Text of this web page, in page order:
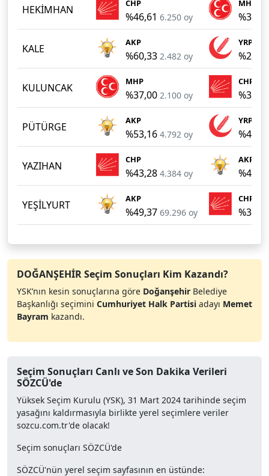
HEKİMHAN CHP
%46,61 6.250 oy
MHP
KALE AKP
%60,33 2.482 oy
YRP
KULUNCAK MHP
%37,00 2.100 oy
CHP
PÜTÜRGE AKP
%53,16 4.792 oy
YRP
YAZIHAN CHP
%43,28 4.384 oy
AKP
YEŞİLYURT AKP
%49,37 69.296 oy
CHP
DOĞANŞEHİR Seçim Sonuçları Kim Kazandı?
YSK’nın kesin sonuçlarına göre Doğanşehir Belediye
Başkanlığı seçimini Cumhuriyet Halk Partisi adayı Memet
Bayram kazandı.
Seçim Sonuçları Canlı ve Son Dakika Verileri
SÖZCÜ'de
Yüksek Seçim Kurulu (YSK), 31 Mart 2024 tarihinde seçim
yasağını kaldırmasıyla birlikte yerel seçimlere veriler
sozcu.com.tr'de olacak!
Seçim sonuçları SÖZCÜ'de
SÖZCÜ'nün yerel seçim sayfasının en üstünde: